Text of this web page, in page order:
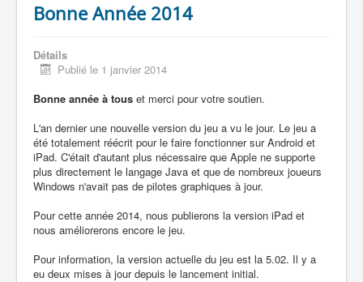
Bonne Année 2014
Détails
Publié le 1 janvier 2014
Bonne année à tous et merci pour votre soutien.
L'an dernier une nouvelle version du jeu a vu le jour. Le jeu a
été totalement réécrit pour le faire fonctionner sur Android et
iPad. C'était d'autant plus nécessaire que Apple ne supporte
plus directement le langage Java et que de nombreux joueurs
Windows n'avait pas de pilotes graphiques à jour.
Pour cette année 2014, nous publierons la version iPad et
nous améliorerons encore le jeu.
Pour information, la version actuelle du jeu est la 5.02. Il y a
eu deux mises à jour depuis le lancement initial.